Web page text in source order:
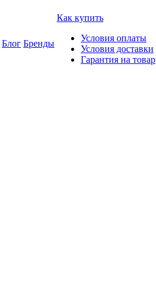
Блог Бренды
Как купить
Условия оплаты
Условия доставки
Гарантия на товар